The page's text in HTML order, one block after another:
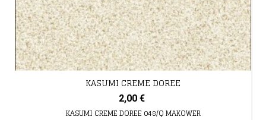
KASUMI CREME DOREE
2,00 €
KASUMI CREME DOREE 048/Q MAKOWER